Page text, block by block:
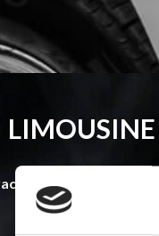
LIMOUSINE
madam med
Färdas stilfullt